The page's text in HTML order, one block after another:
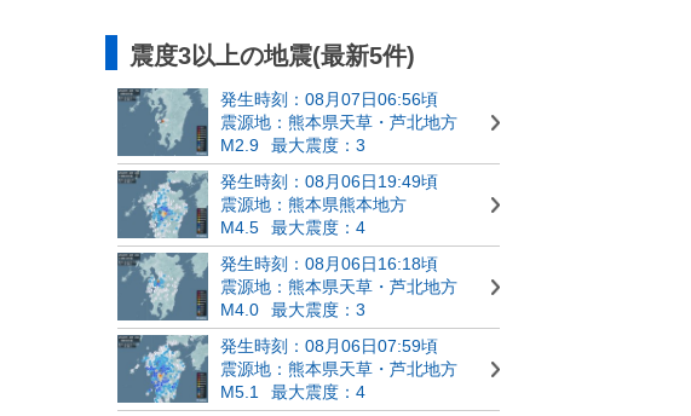
震度3以上の地震(最新5件)
発生時刻：08月07日06:56頃
震源地：熊本県天草・芦北地方
M2.9
最大震度：3
発生時刻：08月06日19:49頃
震源地：熊本県熊本地方
M4.5
最大震度：4
発生時刻：08月06日16:18頃
震源地：熊本県天草・芦北地方
M4.0
最大震度：3
発生時刻：08月06日07:59頃
震源地：熊本県天草・芦北地方
M5.1
最大震度：4